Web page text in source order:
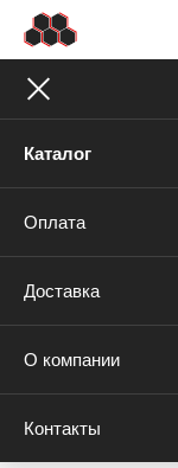
Каталог
Оплата
Доставка
О компании
Контакты